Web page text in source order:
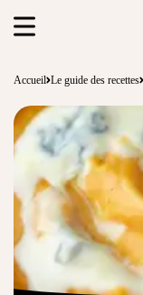
Accueil Le guide des recettes